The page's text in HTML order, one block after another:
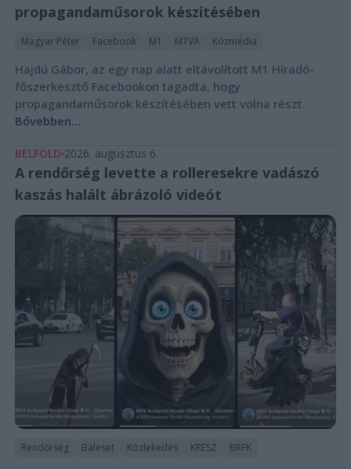
propagandaműsorok készítésében
Magyar Péter Facebook M1 MTVA Közmédia
Hajdú Gábor, az egy nap alatt eltávolított M1 Híradó-
főszerkesztő Facebookon tagadta, hogy
propagandaműsorok készítésében vett volna részt.
Bővebben...
BELFÖLD 2026. augusztus 6.
A rendőrség levette a rolleresekre vadászó
kaszás halált ábrázoló videót
Rendőrség Baleset Közlekedés KRESZ BRFK